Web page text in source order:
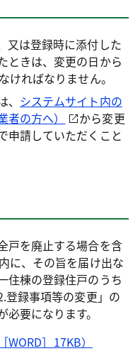
又は登録時に添付した
ときは、変更の日から
ければなりません。
システムサイト内の
の方へ）
から変更
申請していただくこと
戸を廃止する場合を含
に、その旨を届け出な
住棟の登録住戸のうち
登録事項等の変更」の
要になります。
］17KB）